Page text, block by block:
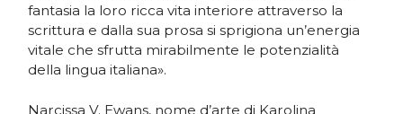
fantasia la loro ricca vita interiore attraverso la
scrittura e dalla sua prosa si sprigiona un’energia
vitale che sfrutta mirabilmente le potenzialità
della lingua italiana».
Narcissa V. Ewans, nome d’arte di Karolina